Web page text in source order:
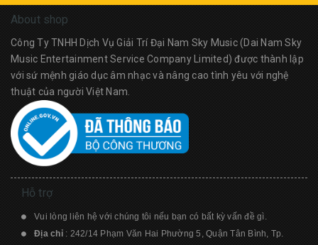
About shop
Công Ty TNHH Dịch Vụ Giải Trí Đại Nam Sky Music (Dai Nam Sky
Music Entertainment Service Company Limited) được thành lập
với sứ mệnh giáo dục âm nhạc và nâng cao tình yêu với nghệ
thuật của người Việt Nam.
Hỗ trợ
Vui lòng liên hệ với chúng tôi nếu bạn có bất kỳ vấn đề gì.
Địa chỉ : 242/14 Phạm Văn Hai Phường 5, Quận Tân Bình, Tp.